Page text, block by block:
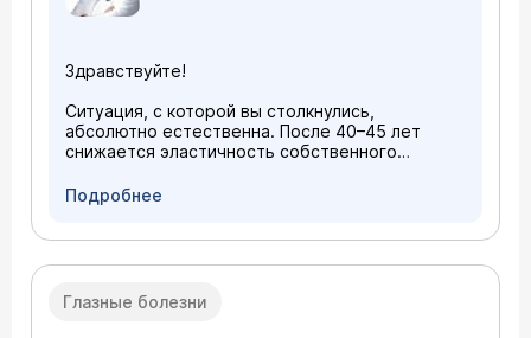
Здравствуйте!
Ситуация, с которой вы столкнулись,
абсолютно естественна. После 40–45 лет
снижается эластичность собственного
фокусироваться на разных расстояниях.
Сегодня существует отличное решение -
Это однократная и безболезненная процедура,
которая позволяет вернуть так называемое
«молодое зрение». Мультифокальная линза
Подробнее
Глазные болезни